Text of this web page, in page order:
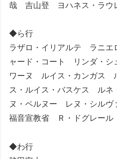
哉 吉山登 ヨハネス・ラウ
◆ら行
ラザロ・イリアルテ ラニ
ャード・コート リンダ・シ
ワーヌ ルイス・カンガス
ス・ルイス・バスケス ル
ヌ・ペルヌー レヌ・シル
福音宣教省 Ｒ・ドグレール
◆わ行